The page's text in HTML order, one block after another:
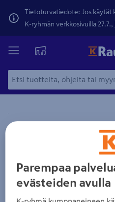
Tietoturvatiedote: Jos käytät
K-ryhmän verkkosivuilla 27.7.,
Yksityiskohtainen kuvaus
Zoomaa kuvaa
Parempaa
evästeiden avulla